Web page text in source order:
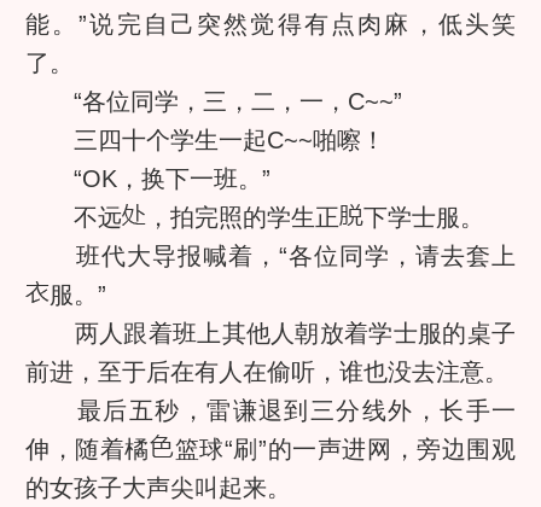
能。”说完自己突然觉得有点肉麻，低头笑
了。
“各位同学，三，二，一，C~~”
三四十个学生一起C~~啪嚓！
“OK，换下一班。”
不远
，拍完照的学生正
下学士服。
班代大导报喊着，“各位同学，请去套上
服。”
两人跟着班上其他人朝放着学士服的桌子
前进，至于后在有人在偷听，谁也没去注意。
最后五秒，雷谦退到三分线外，长手一
伸，随着橘
篮球“刷”的一声进网，旁边围观
的女孩子大声尖叫起来。